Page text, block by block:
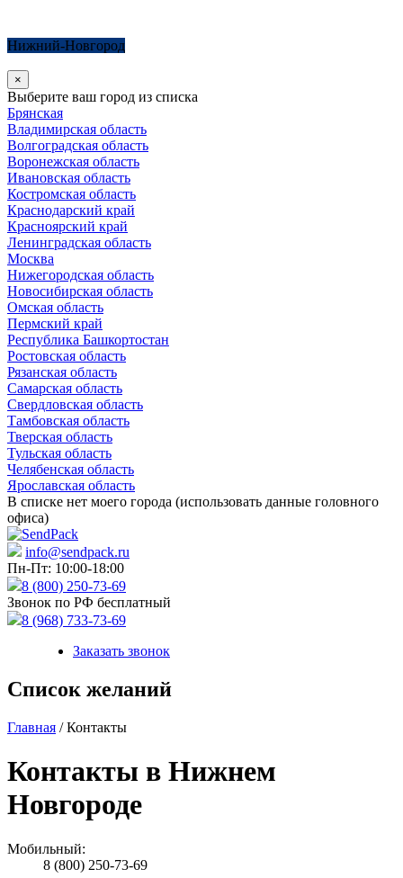
Нижний-Новгород
×
Выберите ваш город из списка
Брянская
Владимирская область
Волгоградская область
Воронежская область
Ивановская область
Костромская область
Краснодарский край
Красноярский край
Ленинградская область
Москва
Нижегородская область
Новосибирская область
Омская область
Пермский край
Республика Башкортостан
Ростовская область
Рязанская область
Самарская область
Свердловская область
Тамбовская область
Тверская область
Тульская область
Челябенская область
Ярославская область
В списке нет моего города (использовать данные головного
офиса)
info@sendpack.ru
Пн-Пт: 10:00-18:00
8 (800) 250-73-69
Звонок по РФ бесплатный
8 (968) 733-73-69
Заказать звонок
Список желаний
Главная / Контакты
Контакты в Нижнем
Новгороде
Мобильный:
8 (800) 250-73-69